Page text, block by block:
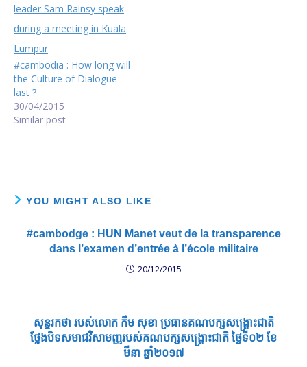
#cambodia : How long will
the Culture of Dialogue
last ?
30/04/2015
Similar post
YOU MIGHT ALSO LIKE
#cambodge : HUN Manet veut de la transparence
dans l’examen d’entrée à l’école militaire
20/12/2015
សុន្ទរកថា របស់លោក កឹម សុខា ប្រធានគណបក្សសង្គ្រោះជាតិ
ថ្លែងបិទសមាជវិសាមញ្ញរបស់គណបក្សសង្គ្រោះជាតិ ថ្ងៃទី០២ ខែ
មីនា ឆ្នាំ២០១៧